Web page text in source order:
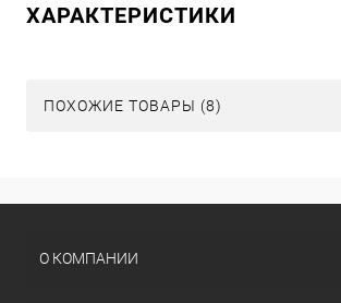
ХАРАКТЕРИСТИКИ
ПОХОЖИЕ ТОВАРЫ (8)
О КОМПАНИИ